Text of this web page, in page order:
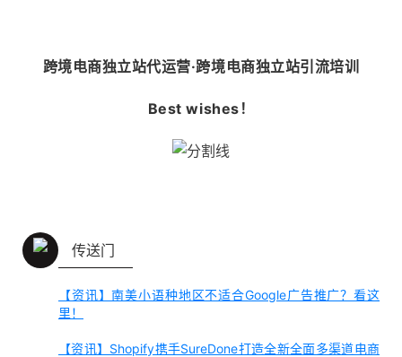
跨境电商独立站代运营·跨境电商独立站引流培训
Best wishes！
传送门
【资讯】南美小语种地区不适合Google广告推广？看这
里！
【资讯】Shopify携手SureDone打造全新全面多渠道电商